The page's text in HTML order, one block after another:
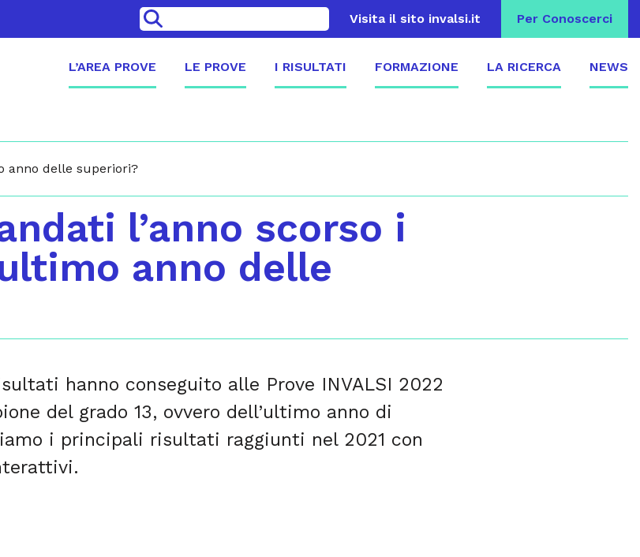
> Visita il sito invalsi.it Per Conoscerci
L’AREA PROVE LE PROVE I RISULTATI FORMAZIONE LA RICERCA NEWS
anno delle superiori?
l’anno scorso i
anno delle
hanno conseguito alle Prove INVALSI 2022
del grado 13, ovvero dell’ultimo anno di
i principali risultati raggiunti nel 2021 con